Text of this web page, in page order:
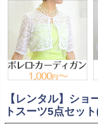
【レンタル】シ
トスーツ5点セッ